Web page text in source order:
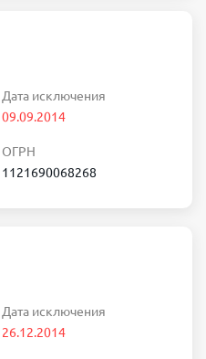
Дата исключения
09.09.2014
ОГРН
1121690068268
Дата исключения
26.12.2014